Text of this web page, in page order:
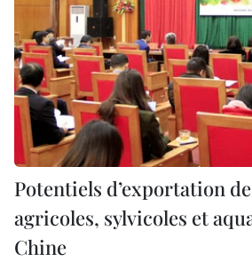
Potentiels d’exportation
agricoles, sylvicoles et
Chine